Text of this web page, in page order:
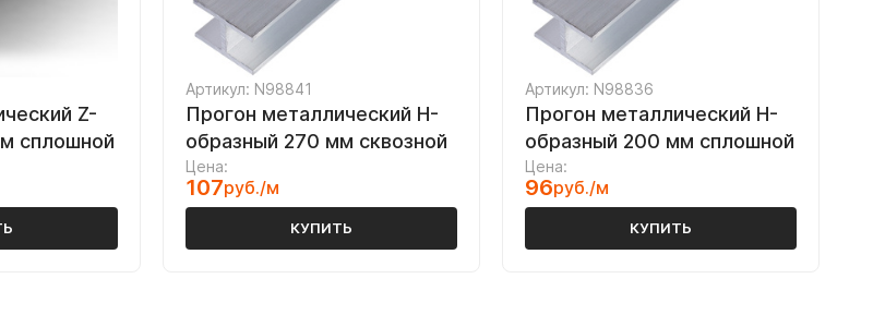
Z-
сплошной
Артикул: N98841
Прогон металлический H-
образный 270 мм сквозной
Цена:
107руб./м
КУПИТЬ
Артикул: N98836
Прогон металлический H-
образный 200 мм сплошной
Цена:
96руб./м
КУПИТЬ